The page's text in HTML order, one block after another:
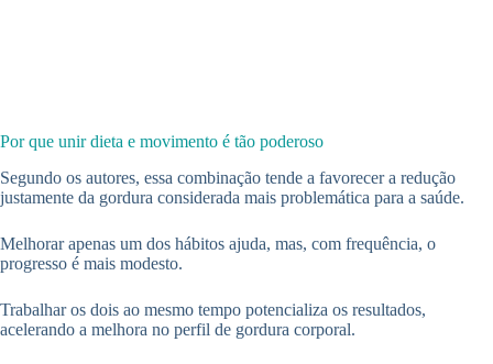
Por que unir dieta e movimento é tão poderoso
Segundo os autores, essa combinação tende a favorecer a redução
justamente da gordura considerada mais problemática para a saúde.
Melhorar apenas um dos hábitos ajuda, mas, com frequência, o
progresso é mais modesto.
Trabalhar os dois ao mesmo tempo potencializa os resultados,
acelerando a melhora no perfil de gordura corporal.